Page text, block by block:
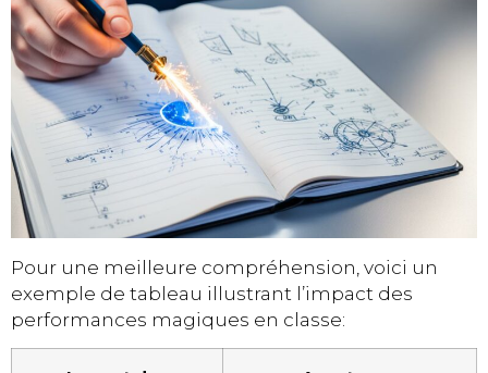
Pour une meilleure compréhension, voici un
exemple de tableau illustrant l’impact des
performances magiques en classe: